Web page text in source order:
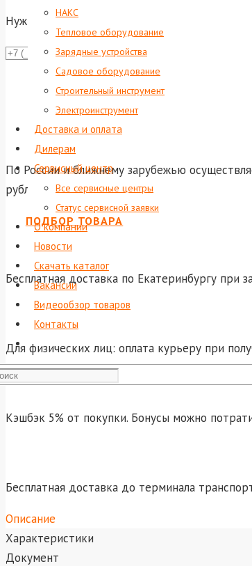
НАКС
Тепловое оборудование
Зарядные устройства
Садовое оборудование
Строительный инструмент
Электроинструмент
Доставка и оплата
Дилерам
Сервисный центр
Все сервисные центры
Статус сервисной заявки
О компании
Новости
Скачать каталог
Вакансии
Видеообзор товаров
Контакты
Нужна консультация?
По России и ближнему зарубежью
рублей доставка по Екатеринбургу и до
ПОДБОР ТОВАРА
Бесплатная доставка по Екатеринбургу при
Для физических лиц: оплата курьеру при
Кэшбэк 5% от покупки. Бонусы можно
Бесплатная доставка до терминала
Описание
Характеристики
Документ